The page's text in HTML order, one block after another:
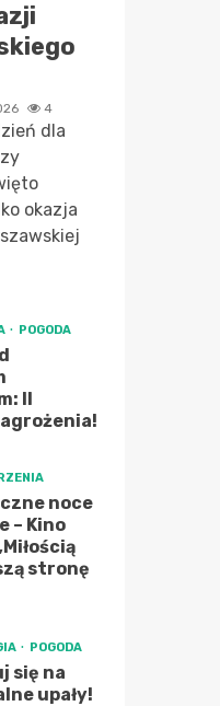
4
dla
okazja
POGODA
II
noce
– Kino
stronę
POGODA
się na
upały!